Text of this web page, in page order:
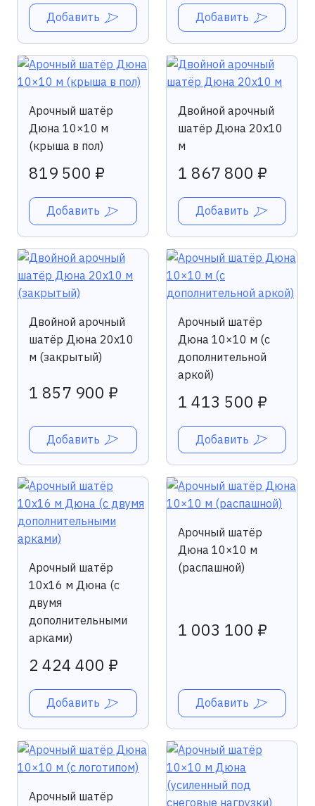
Добавить Добавить
Арочный шатёр
Дюна 10×10 м
(крыша в пол)
819 500 ₽
Добавить
Двойной арочный
шатёр Дюна 20х10
м
1 867 800 ₽
Добавить
Двойной арочный
шатёр Дюна 20х10
м (закрытый)
1 857 900 ₽
Добавить
Арочный шатёр
Дюна 10×10 м (с
дополнительной
аркой)
1 413 500 ₽
Добавить
Арочный шатёр
10х16 м Дюна (с
двумя
дополнительными
арками)
2 424 400 ₽
Добавить
Арочный шатёр
Дюна 10×10 м
(распашной)
1 003 100 ₽
Добавить
Арочный шатёр